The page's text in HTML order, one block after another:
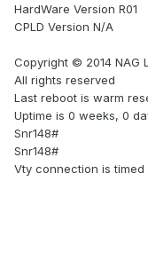
HardWare Version R01
CPLD Version N/A
Copyright © 2014 NAG
All rights reserved
Last reboot is warm
Uptime is 0 weeks, 0
Snr148#
Snr148#
Vty connection is timed